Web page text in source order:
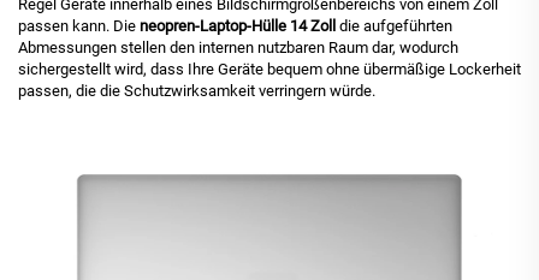
Regel Geräte innerhalb eines Bildschirmgrößenbereichs von einem Zoll
passen kann. Die neopren-Laptop-Hülle 14 Zoll die aufgeführten
Abmessungen stellen den internen nutzbaren Raum dar, wodurch
sichergestellt wird, dass Ihre Geräte bequem ohne übermäßige Lockerheit
passen, die die Schutzwirksamkeit verringern würde.